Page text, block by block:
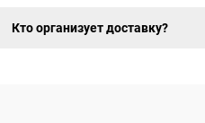
Кто организует доставку?